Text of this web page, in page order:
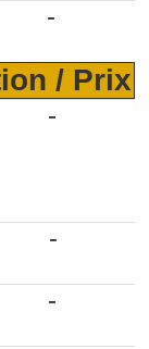
-
/ Prix
-
-
-